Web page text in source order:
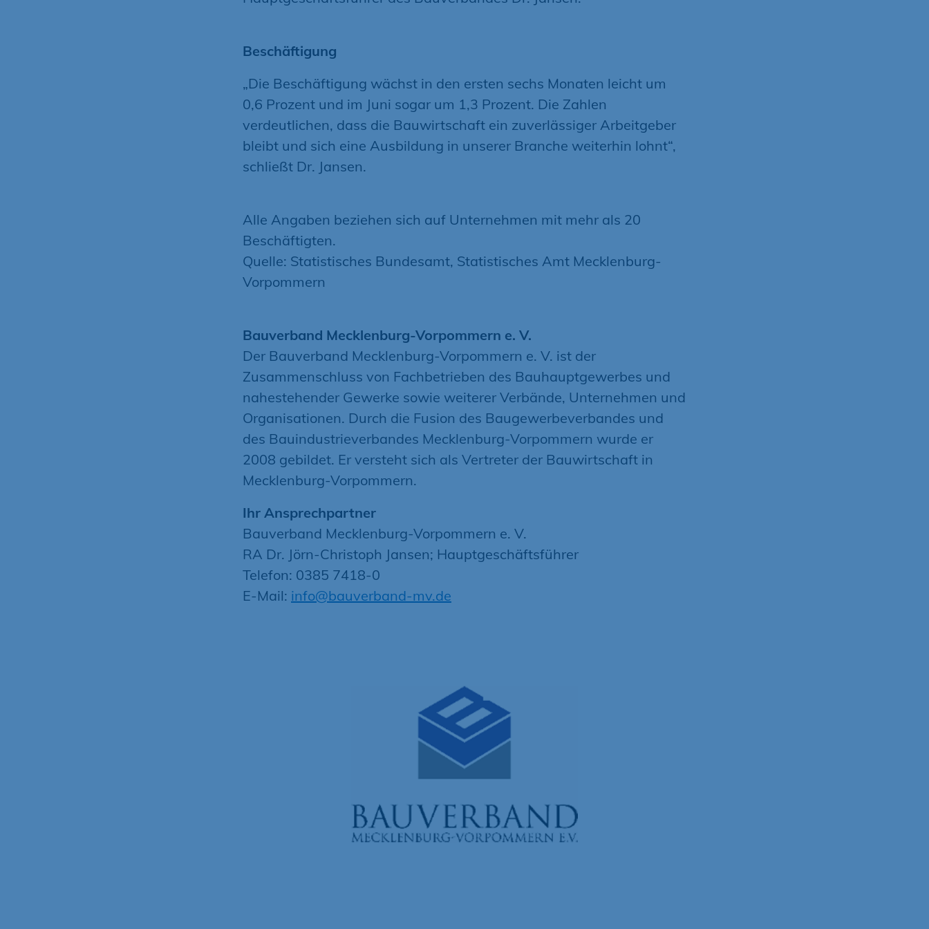
Beschäftigung
„Die Beschäftigung wächst in den ersten sechs Monaten leicht um
0,6 Prozent und im Juni sogar um 1,3 Prozent. Die Zahlen
verdeutlichen, dass die Bauwirtschaft ein zuverlässiger Arbeitgeber
bleibt und sich eine Ausbildung in unserer Branche weiterhin lohnt“,
schließt Dr. Jansen.
Alle Angaben beziehen sich auf Unternehmen mit mehr als 20
Beschäftigten.
Quelle: Statistisches Bundesamt, Statistisches Amt Mecklenburg-
Vorpommern
Bauverband Mecklenburg-Vorpommern e. V.
Der Bauverband Mecklenburg-Vorpommern e. V. ist der
Zusammenschluss von Fachbetrieben des Bauhauptgewerbes und
nahestehender Gewerke sowie weiterer Verbände, Unternehmen und
Organisationen. Durch die Fusion des Baugewerbeverbandes und
des Bauindustrieverbandes Mecklenburg-Vorpommern wurde er
2008 gebildet. Er versteht sich als Vertreter der Bauwirtschaft in
Mecklenburg-Vorpommern.
Ihr Ansprechpartner
Bauverband Mecklenburg-Vorpommern e. V.
RA Dr. Jörn-Christoph Jansen; Hauptgeschäftsführer
Telefon: 0385 7418-0
E-Mail: info@bauverband-mv.de